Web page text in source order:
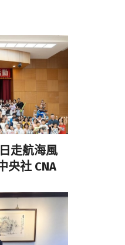
走航海風
央社 CNA